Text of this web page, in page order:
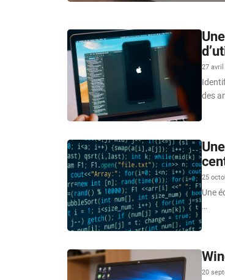
27 avril
des
25
Une
…
20